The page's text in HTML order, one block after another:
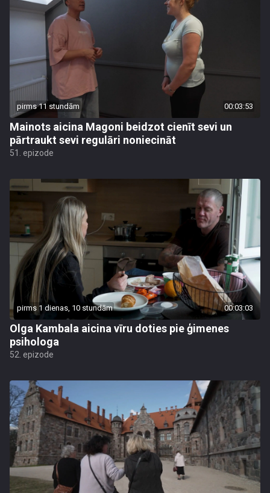
pirms 11 stundām 00:03:53
Mainots aicina Magoni beidzot cienīt sevi un
pārtraukt sevi regulāri noniecināt
51. epizode
pirms 1 dienas, 10 stundām 00:03:03
Olga Kambala aicina vīru doties pie ģimenes
psihologa
52. epizode